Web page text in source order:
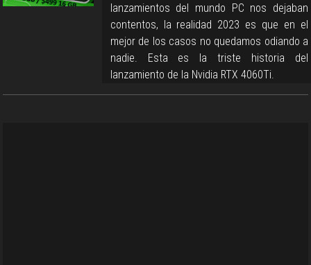
lanzamientos del mundo PC nos dejaban
contentos, la realidad 2023 es que en el
mejor de los casos no quedamos odiando a
nadie. Esta es la triste historia del
lanzamiento de la Nvidia RTX 4060Ti.